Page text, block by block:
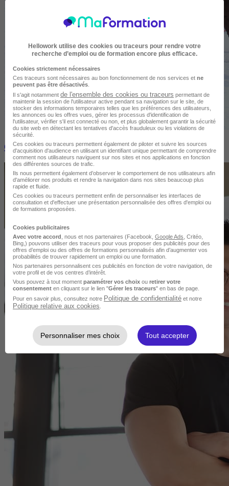
Comment devenir moniteur de ski
Hellowork utilise des cookies ou traceurs pour rendre votre
recherche d’emploi ou de formation encore plus efficace.
Cookies strictement nécessaires
Ces traceurs sont nécessaires au bon fonctionnement de nos services et ne
peuvent pas être désactivés
Il s'agit notamment de l'ensemble des cookies ou traceurs permettant de
maintenir la session de l'utilisateur active pendant sa navigation sur le site, de
stocker des informations temporaires telles que les préférences des utilisateurs,
les annonces ou les offres vues, gérer les processus d'identification de
l'utilisateur, vérifier s'il est connecté ou non, et plus globalement garantir la sécurité
du site web en détectant les tentatives d'accès frauduleux ou les violations de
sécurité.
Ces cookies ou traceurs permettent également de piloter et suivre les sources
d'acquisition d'audience en utilisant un identifiant unique permettant de comprendre
comment nos utilisateurs naviguent sur nos sites et nos applications en fonction
des différentes sources de trafic.
Ils nous permettent également d’observer le comportement de nos utilisateurs afin
d'améliorer nos produits et rendre la navigation dans nos sites beaucoup plus
rapide et fluide.
Ces cookies ou traceurs permettent enfin de personnaliser les interfaces de
consultation et d'effectuer une présentation personnalisée des offres d'emploi ou
de formations proposées.
Cookies publicitaires
Avec votre accord , nous et nos partenaires (Facebook, Google Ads , Critéo,
Bing,) pouvons utiliser des traceurs pour vous proposer des publicités pour des
offres d’emploi ou des offres de formations personnalisés afin d’augmenter vos
probabilités de trouver rapidement un emploi ou une formation.
Nos partenaires personnalisent ces publicités en fonction de votre navigation, de
votre profil et de vos centres d’intérêt.
Vous pouvez à tout moment paramétrer vos choix ou retirer votre
consentement en cliquant sur le lien "Gérer les traceurs" en bas de page.
Pour en savoir plus, consultez notre Politique de confidentialité et notre
Politique relative aux cookies
Personnaliser mes choix Tout accepter